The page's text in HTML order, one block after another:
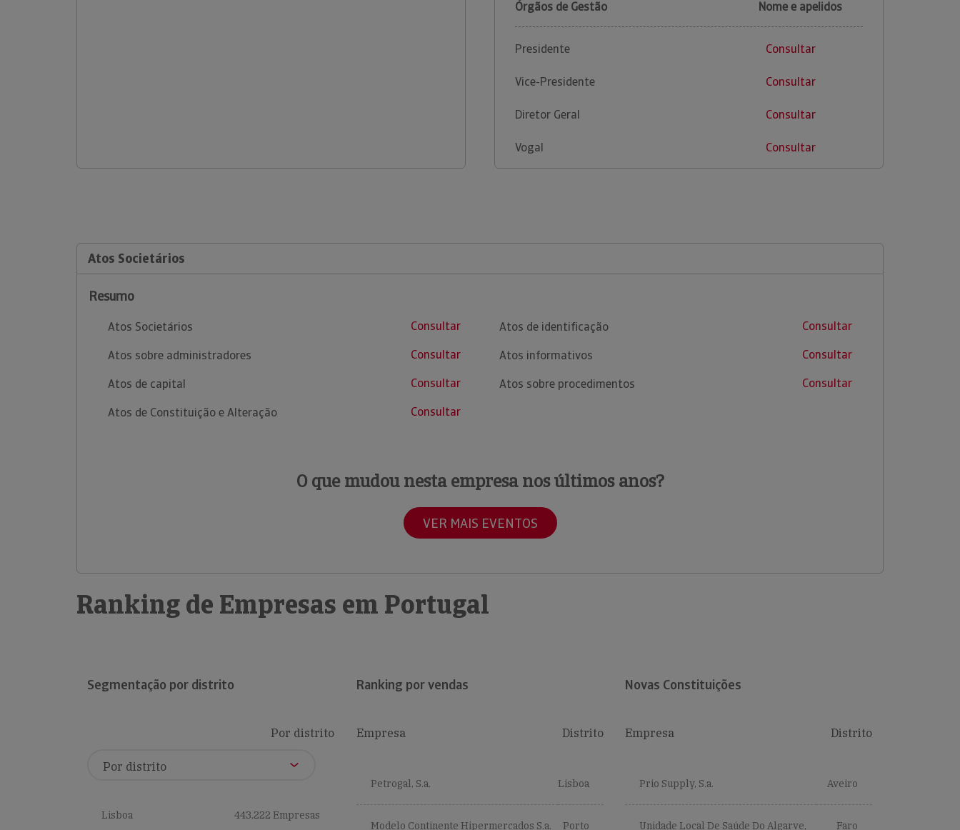
Órgãos de Gestão Nome e apelidos
Presidente Consultar
Vice-Presidente Consultar
Diretor Geral Consultar
Vogal Consultar
Atos Societários
Resumo
Atos Societários
Consultar
Atos sobre administradores
Consultar
Atos de capital
Consultar
Atos de Constituição e Alteração
Consultar
Atos de identificação
Consultar
Atos informativos
Consultar
Atos sobre procedimentos
Consultar
O que mudou nesta empresa nos últimos anos?
VER MAIS EVENTOS
Ranking de Empresas em Portugal
Segmentação por distrito
Por distrito
Lisboa 443,222 Empresas
Ranking por vendas
Empresa Distrito
Petrogal, S.a. Lisboa
Modelo Continente Hipermercados S.a. Porto
Novas Constituições
Empresa Distrito
Prio Supply, S.a. Aveiro
Unidade Local De Saúde Do Algarve, Faro